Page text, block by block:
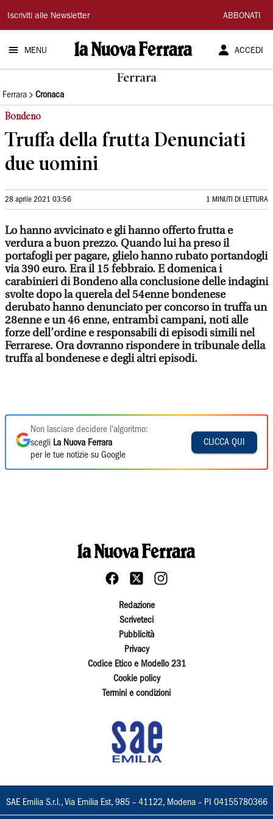
La
Nuova
Ferrara
Iscriviti alle Newsletter ABBONATI
MENU ACCEDI
Ferrara
Ferrara Cronaca
Bondeno
Truffa della frutta Denunciati
due uomini
28 aprile 2021 03:56 1 MINUTI DI LETTURA
Lo hanno avvicinato e gli hanno offerto frutta e
verdura a buon prezzo. Quando lui ha preso il
portafogli per pagare, glielo hanno rubato portandogli
via 390 euro. Era il 15 febbraio. E domenica i
carabinieri di Bondeno alla conclusione delle indagini
svolte dopo la querela del 54enne bondenese
derubato hanno denunciato per concorso in truffa un
28enne e un 46 enne, entrambi campani, noti alle
forze dell’ordine e responsabili di episodi simili nel
Ferrarese. Ora dovranno rispondere in tribunale della
truffa al bondenese e degli altri episodi.
Non lasciare decidere l'algoritmo:
scegli La Nuova Ferrara
per le tue notizie su Google
CLICCA QUI
Redazione
Scriveteci
Pubblicità
Privacy
Codice Etico e Modello 231
Cookie policy
Termini e condizioni
SAE Emilia S.r.l., Via Emilia Est, 985 – 41122, Modena – PI 04155780366